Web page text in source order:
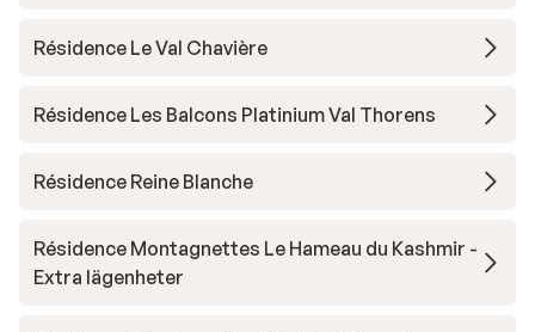
Résidence Le Val Chavière
Résidence Les Balcons Platinium Val Thorens
Résidence Reine Blanche
Résidence Montagnettes Le Hameau du Kashmir -
Extra lägenheter